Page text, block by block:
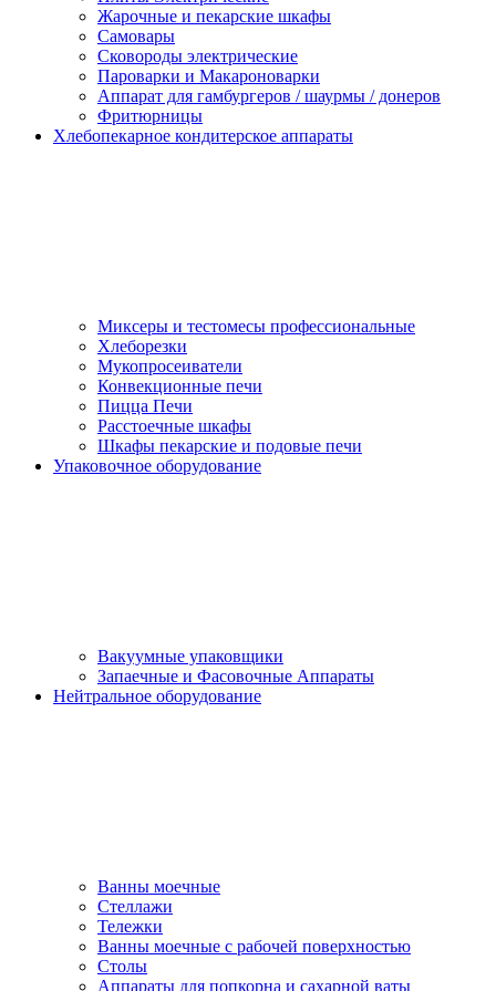
Жарочные и пекарские шкафы
Самовары
Сковороды электрические
Пароварки и Макароноварки
Аппарат для гамбургеров / шаурмы / донеров
Фритюрницы
Хлебопекарное кондитерское аппараты
Миксеры и тестомесы профессиональные
Хлеборезки
Мукопросеиватели
Конвекционные печи
Пицца Печи
Расстоечные шкафы
Шкафы пекарские и подовые печи
Упаковочное оборудование
Вакуумные упаковщики
Запаечные и Фасовочные Аппараты
Нейтральное оборудование
Ванны моечные
Стеллажи
Тележки
Ванны моечные с рабочей поверхностью
Столы
Аппараты для попкорна и сахарной ваты